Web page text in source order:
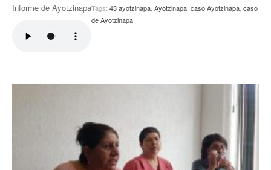
Informe de AyotzinapaTags: 43 ayotzinapa Ayotzinapa caso Ayotzinapa caso
de Ayotzinapa